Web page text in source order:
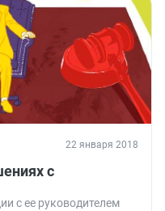
22 января 2018
с
с ее руководителем